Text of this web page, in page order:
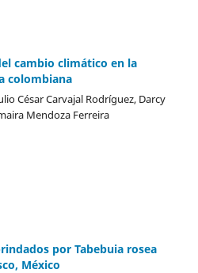
cambio climático en la
colombiana
César Carvajal Rodríguez, Darcy
Mendoza Ferreira
por Tabebuia rosea
México